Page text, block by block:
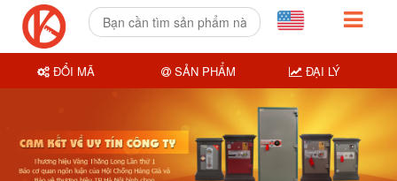
ĐỔI MÃ SẢN PHẨM ĐẠI LÝ